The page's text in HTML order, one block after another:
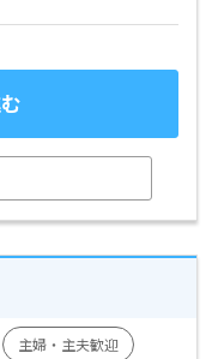
主婦・主夫歓迎